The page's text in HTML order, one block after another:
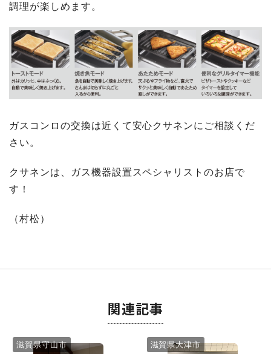
調理が楽しめます。
ガスコンロの交換は近くて安心クサネンにご相談くだ
さい。
クサネンは、ガス機器設置スペシャリストのお店で
す！
（村松）
関連記事
滋賀県守山市 滋賀県大津市